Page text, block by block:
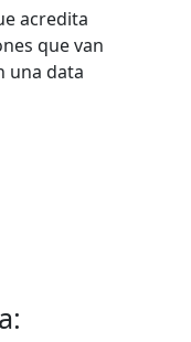
acredita
que van
una data